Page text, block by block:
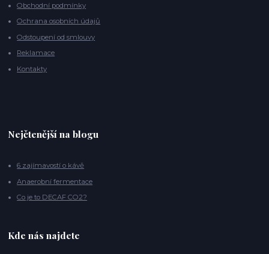
Obchodní podmínky
Ochrana osobních údajů
Odstoupení od smlouvy
Reklamace
Kontakty
Nejčtenější na blogu
6 zajímavostí o kávě
Anaerobní fermentace
Co je to DECAF CO2?
Kde nás najdete